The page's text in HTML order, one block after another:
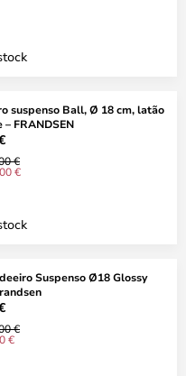
suspenso Ball, Ø 18 cm, latão
FRANDSEN
€
€
Suspenso Ø18 Glossy
€
€